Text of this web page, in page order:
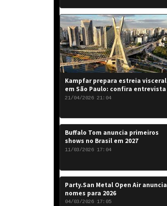
Kampfar prepara estreia visceral
em São Paulo: confira entrevista
21/04/2026 21:04
Buffalo Tom anuncia primeiros
shows no Brasil em 2027
11/03/2026 17:04
Party.San Metal Open Air anuncia
nomes para 2026
04/03/2026 17:05